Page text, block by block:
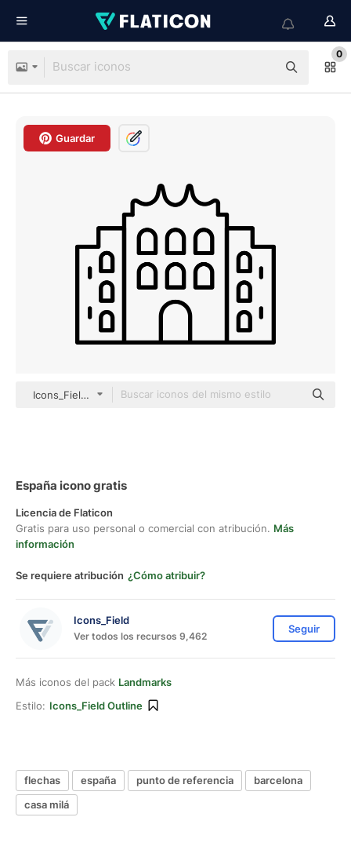
0
Guardar
Icons_Field outline
España icono gratis
Licencia de Flaticon
Gratis para uso personal o comercial con atribución. Más
información
Se requiere atribución ¿Cómo atribuir?
Icons_Field
Ver todos los recursos 9,462
Seguir
Más iconos del pack Landmarks
Estilo: Icons_Field Outline
flechas españa punto de referencia
barcelona
casa milá